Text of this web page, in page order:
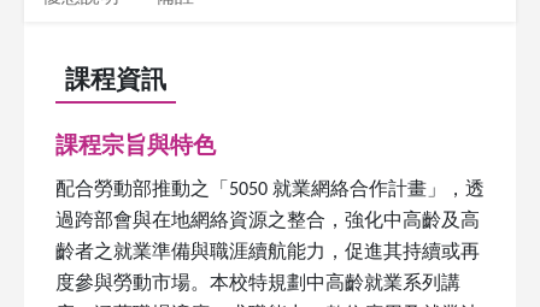
課程資訊
課程宗旨與特色
配合勞動部推動之「5050 就業網絡合作計畫」，透
過跨部會與在地網絡資源之整合，強化中高齡及高
齡者之就業準備與職涯續航能力，促進其持續或再
度參與勞動市場。本校特規劃中高齡就業系列講